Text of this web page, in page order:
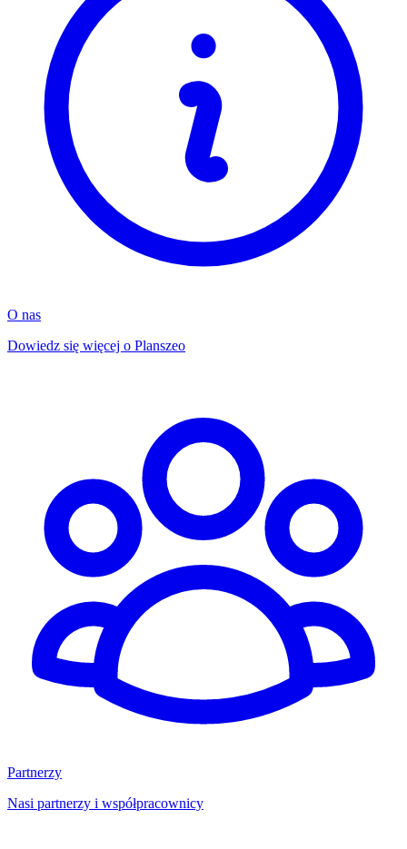
O nas
Dowiedz się więcej o Planszeo
Partnerzy
Nasi partnerzy i współpracownicy